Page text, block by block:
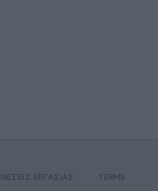
ΘΕΣΕΙΣ ΕΡΓΑΣΙΑΣ TERMS